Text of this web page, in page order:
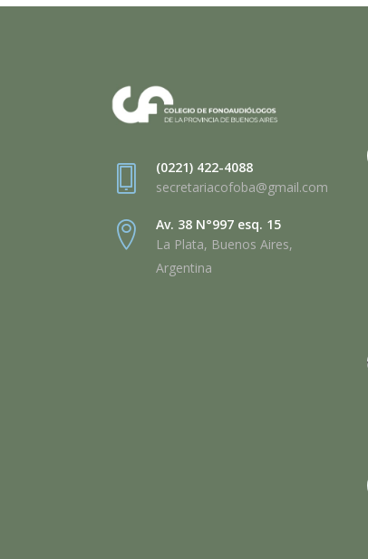
(0221) 422-4088
secretariacofoba@gmail.com
Av. 38 N°997 esq. 15
La Plata, Buenos Aires,
Argentina